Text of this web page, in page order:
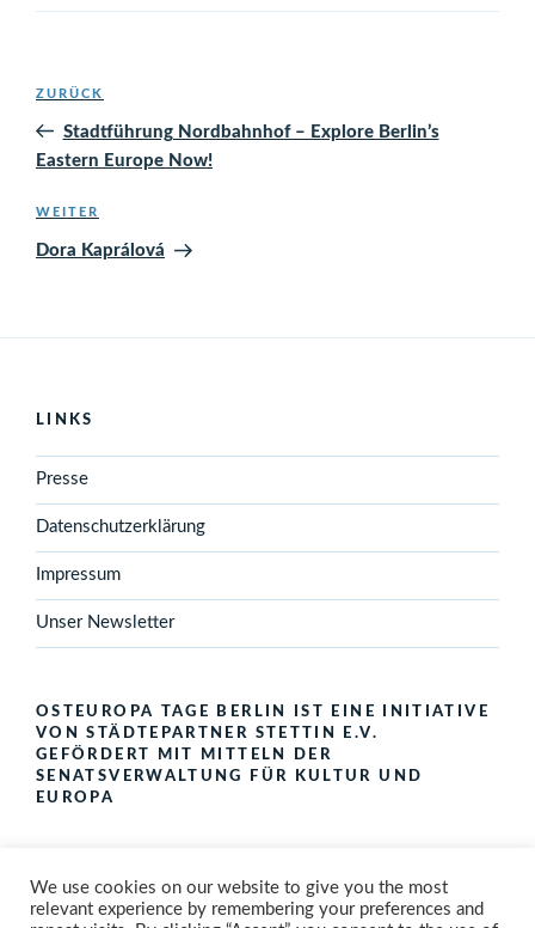
Beitragsnavigation
Vorheriger
Beitrag
ZURÜCK
Stadtführung Nordbahnhof – Explore Berlin’s
Eastern Europe Now!
Nächster
Beitrag
WEITER
Dora Kaprálová
LINKS
Presse
Datenschutzerklärung
Impressum
Unser Newsletter
OSTEUROPA TAGE BERLIN IST EINE INITIATIVE
VON STÄDTEPARTNER STETTIN E.V.
GEFÖRDERT MIT MITTELN DER
SENATSVERWALTUNG FÜR KULTUR UND
EUROPA
We use cookies on our website to give you the most
relevant experience by remembering your preferences and